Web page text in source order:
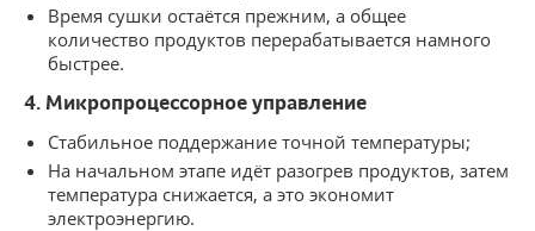
Время сушки остаётся прежним, а общее
количество продуктов перерабатывается намного
быстрее.
4. Микропроцессорное управление
Стабильное поддержание точной температуры;
На начальном этапе идёт разогрев продуктов, затем
температура снижается, а это экономит
электроэнергию.